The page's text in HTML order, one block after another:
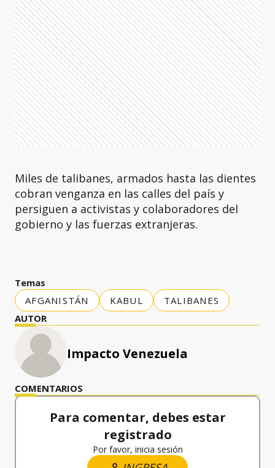
Miles de talibanes, armados hasta las dientes
cobran venganza en las calles del país y
persiguen a activistas y colaboradores del
gobierno y las fuerzas extranjeras.
Temas
AFGANISTÁN
KABUL
TALIBANES
AUTOR
Impacto Venezuela
COMENTARIOS
Para comentar, debes estar
registrado
Por favor, inicia sesión